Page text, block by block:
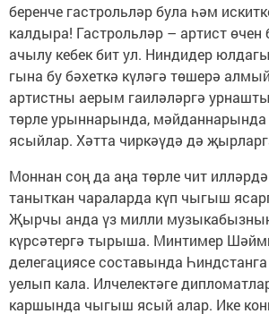
беренче гастрольләр була һәм
калдыра! Гастрольләр – артист өчен
ачылу кебек бит ул. Ниндидер
гына бу бәхеткә күләгә төшерә
артистны аерым гаиләләргә
төрле урыннарында,
ясыйлар. Хәтта чиркәүдә дә
Моннан соң да аңа төрле чит
таныткан чараларда күп чыгыш
Җырчы анда үз милли
күрсәтергә тырыша. Минтимер
делегациясе составында
уелып кала. Илчелектәге
каршында чыгыш ясый алар. Ике